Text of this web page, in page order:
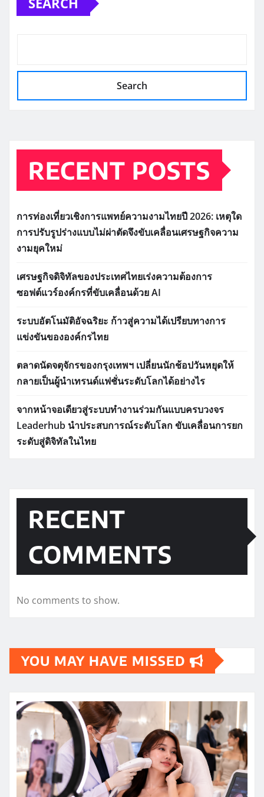
Search
RECENT POSTS
การท่องเที่ยวเชิงการแพทย์ความงามไทยปี 2026: เหตุใด
การปรับรูปร่างแบบไม่ผ่าตัดจึงขับเคลื่อนเศรษฐกิจความ
งามยุคใหม่
เศรษฐกิจดิจิทัลของประเทศไทยเร่งความต้องการ
ซอฟต์แวร์องค์กรที่ขับเคลื่อนด้วย AI
ระบบอัตโนมัติอัจฉริยะ ก้าวสู่ความได้เปรียบทางการ
แข่งขันขององค์กรไทย
ตลาดนัดจตุจักรของกรุงเทพฯ เปลี่ยนนักช้อปวันหยุดให้
กลายเป็นผู้นำเทรนด์แฟชั่นระดับโลกได้อย่างไร
จากหน้าจอเดียวสู่ระบบทำงานร่วมกันแบบครบวงจร
Leaderhub นำประสบการณ์ระดับโลก ขับเคลื่อนการยก
ระดับสู่ดิจิทัลในไทย
RECENT
COMMENTS
No comments to show.
YOU MAY HAVE MISSED